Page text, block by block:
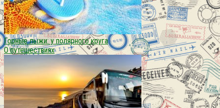
Горные лыжи: у полярного круга
О путешествиях